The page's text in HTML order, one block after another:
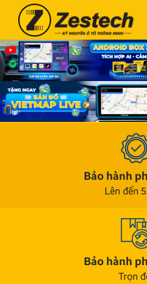
Bảo hành
Lên đến
Bảo hành
Trọn